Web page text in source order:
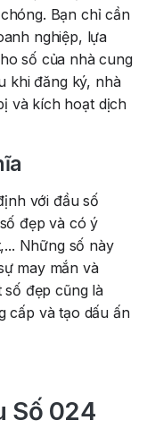
Bạn chỉ cần
nghiệp, lựa
số của nhà cung
khi đăng ký, nhà
và kích hoạt dịch
với đầu số
đẹp và có ý
Những số này
may mắn và
đẹp cũng là
cấp và tạo dấu ấn
Số 024